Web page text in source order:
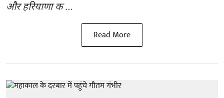
और हरियाणा क ...
Read More